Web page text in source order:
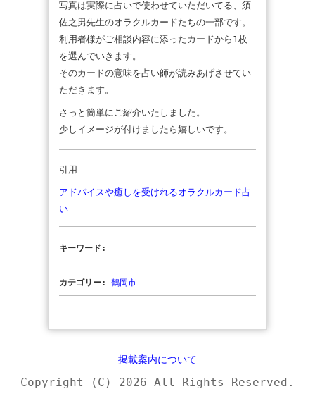
写真は実際に占いで使わせていただいてる、須
佐之男先生のオラクルカードたちの一部です。
利用者様がご相談内容に添ったカードから1枚
を選んでいきます。
そのカードの意味を占い師が読みあげさせてい
ただきます。
さっと簡単にご紹介いたしました。
少しイメージが付けましたら嬉しいです。
引用
アドバイスや癒しを受けれるオラクルカード占
い
キーワード:
カテゴリー: 鶴岡市
掲載案内について
Copyright (C) 2026 All Rights Reserved.